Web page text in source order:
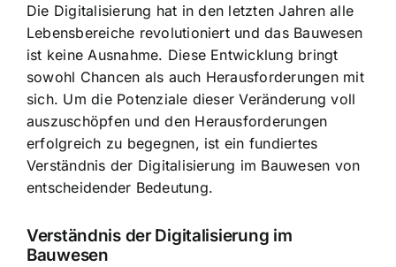
Die Digitalisierung hat in den letzten Jahren alle
Lebensbereiche revolutioniert und das Bauwesen
ist keine Ausnahme. Diese Entwicklung bringt
sowohl Chancen als auch Herausforderungen mit
sich. Um die Potenziale dieser Veränderung voll
auszuschöpfen und den Herausforderungen
erfolgreich zu begegnen, ist ein fundiertes
Verständnis der Digitalisierung im Bauwesen von
entscheidender Bedeutung.
Verständnis der Digitalisierung im
Bauwesen